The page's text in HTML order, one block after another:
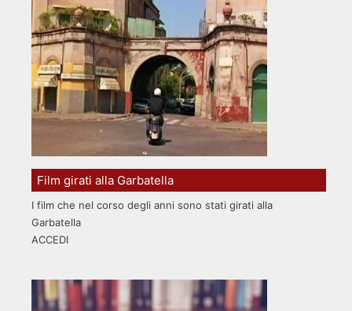
Film girati alla Garbatella
I film che nel corso degli anni sono stati girati alla
Garbatella
ACCEDI